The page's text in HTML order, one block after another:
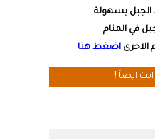
بسهولة
في المنام
الاخرىاضغط هنا
ايضاً !